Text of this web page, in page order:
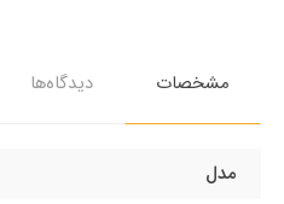
مشخصات دیدگاه‌ها
مدل